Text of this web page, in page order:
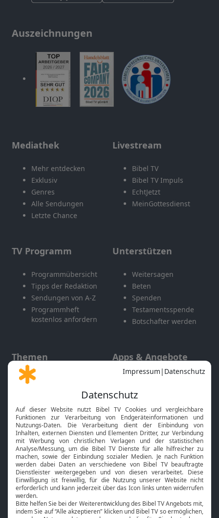
Auszeichnungen
Mediathek
Mehr entdecken
Exklusiv
Genres
Alle Sendungen
Letzte Chance
Livestream
Bibel TV
Bibel TV Impuls
EchtJetzt
MeinGottesdienst
TV Programm
Programmübersicht
Tipps der Redaktion
Sendungen von A-Z
Programmheft
kostenlos anfordern
Unterstützen
Weitersagen
Beten
Spenden
Testamentsspende
Botschafter werden
Themen
Gott und Bibel erklärt
Neuigkeiten
Apps & Angebote
Mobile App
Smart TV
HbbTV
Bibelthek Online-Bibel
Nächster Gottesdienst
Bibel TV
Über uns
Service
Kontakt